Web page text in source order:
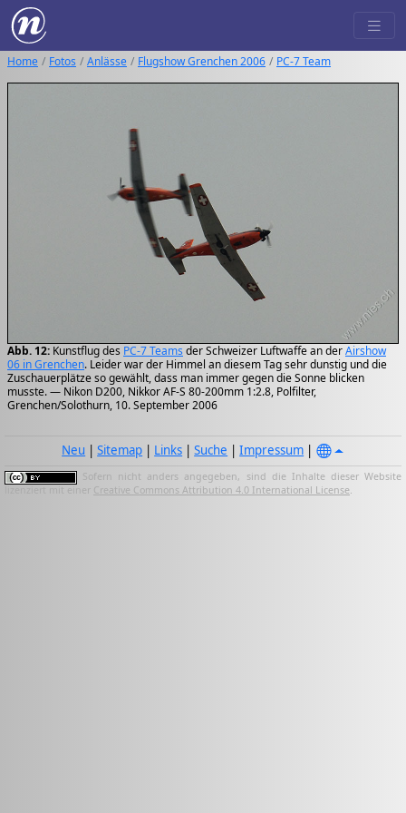
Home Fotos Anlässe Flugshow Grenchen 2006 PC-7 Team
Abb. 12: Kunstflug des PC-7 Teams der Schweizer Luftwaffe an derAirshow
06 in Grenchen. Leider war der Himmel an diesem Tag sehr dunstig und die
Zuschauerplätze so gewählt, dass man immer gegen die Sonne blicken
musste. — Nikon D200, Nikkor AF-S 80-200mm 1:2.8, Polfilter,
Grenchen/Solothurn, 10. September 2006
Neu |Sitemap | Links |Suche |Impressum |
Sofern nicht anders angegeben, sind die Inhalte dieser Website
lizenziert mit einer Creative Commons Attribution 4.0 International License.